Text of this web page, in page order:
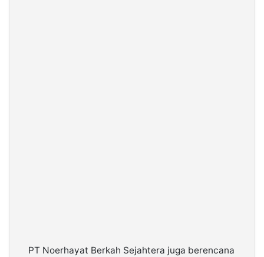
PT Noerhayat Berkah Sejahtera juga berencana